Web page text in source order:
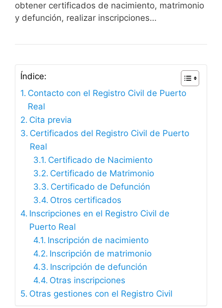
obtener certificados de nacimiento, matrimonio
y defunción, realizar inscripciones…
Índice:
Contacto con el Registro Civil de Puerto
Real
Cita previa
Certificados del Registro Civil de Puerto
Real
Certificado de Nacimiento
Certificado de Matrimonio
Certificado de Defunción
Otros certificados
Inscripciones en el Registro Civil de
Puerto Real
Inscripción de nacimiento
Inscripción de matrimonio
Inscripción de defunción
Otras inscripciones
Otras gestiones con el Registro Civil